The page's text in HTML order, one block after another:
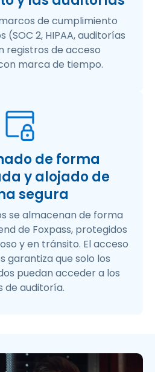
de cumplimiento
2, HIPAA, auditorías
registros de acceso
marca de tiempo.
de forma
y alojado de
segura
se almacenan de forma
de Foxpass, protegidos
y en tránsito. El acceso
garantiza que solo los
puedan acceder a los
de auditoría.